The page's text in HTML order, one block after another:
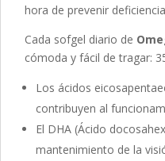
hora de prevenir
Cada sofgel diario de
cómoda y fácil de tragar:
Los ácidos
contribuyen al
El DHA (Ácido
mantenimiento de la